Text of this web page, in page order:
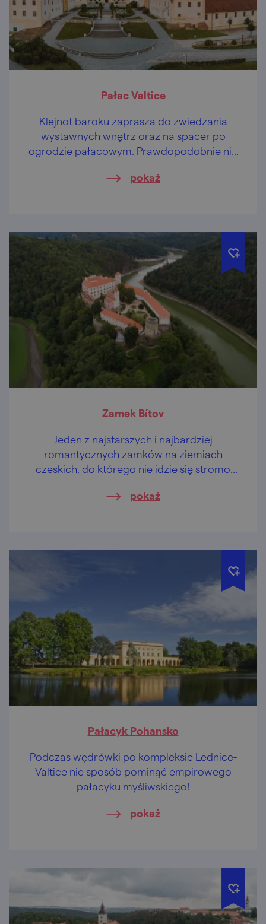
Pałac Valtice
Klejnot baroku zaprasza do zwiedzania
wystawnych wnętrz oraz na spacer po
ogrodzie pałacowym. Prawdopodobnie nie
pokaż
Zamek Bítov
Jeden z najstarszych i najbardziej
romantycznych zamków na ziemiach
czeskich, do którego nie idzie się stromo
pokaż
Pałacyk Pohansko
Podczas wędrówki po kompleksie Lednice-
Valtice nie sposób pominąć empirowego
pałacyku myśliwskiego!
pokaż